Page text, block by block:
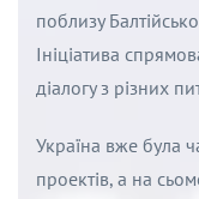
поблизу
Ініціатива
діалогу з різних
Україна вже була
проектів, а на